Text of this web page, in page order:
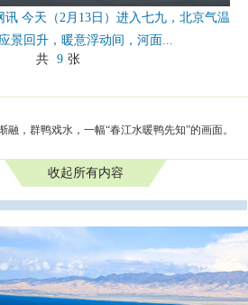
讯 今天（2月13日）进入七九，北京气温
应景回升，暖意浮动间，河面...
共 9 张
，群鸭戏水，一幅“春江水暖鸭先知”的画面。
收起所有内容